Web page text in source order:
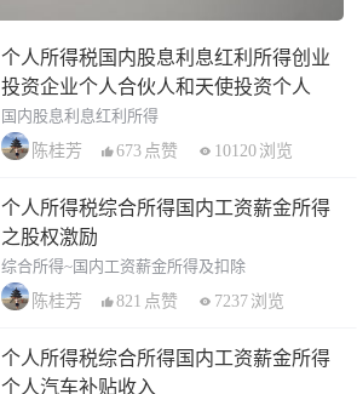
个人所得税国内股息利息红利所得创业
投资企业个人合伙人和天使投资个人
国内股息利息红利所得
陈桂芳
673 点赞 10120 浏览
个人所得税综合所得国内工资薪金所得
之股权激励
综合所得~国内工资薪金所得及扣除
陈桂芳
821 点赞 7237 浏览
个人所得税综合所得国内工资薪金所得
个人汽车补贴收入